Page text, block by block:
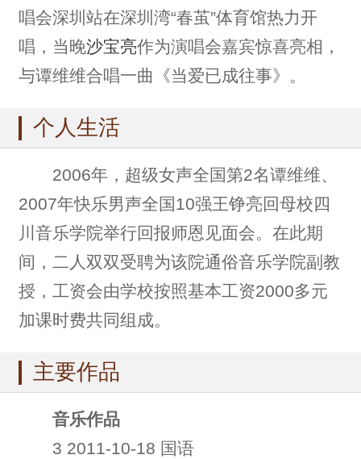
唱会深圳站在深圳湾“春茧”体育馆热力开
唱，当晚沙宝亮作为演唱会嘉宾惊喜亮相，
与谭维维合唱一曲《当爱已成往事》。
个人生活
2006年，超级女声全国第2名谭维维、
2007年快乐男声全国10强王铮亮回母校四
川音乐学院举行回报师恩见面会。在此期
间，二人双双受聘为该院通俗音乐学院副教
授，工资会由学校按照基本工资2000多元
加课时费共同组成。
主要作品
音乐作品
3 2011-10-18 国语